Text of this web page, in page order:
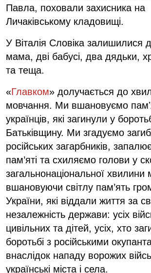
Павла, поховали захисника на
Личаківському кладовищі.
У Віталія Словіка залишилися
мама, дві бабусі, два дядьки,
та теща.
«Главком» долучається до
мовчання. Ми вшановуємо
українців, які загинули у
Батьківщину. Ми згадуємо
російських загарбників,
пам’яті та схиляємо голови у
загальнонаціональної хвилини
вшановуючи світлу пам’ять
України, які віддали життя за
незалежність держави: усіх
цивільних та дітей, усіх, хто
боротьбі з російськими
внаслідок нападу ворожих
українські міста і села.